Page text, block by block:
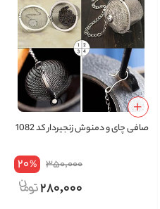
صافی چای و دمنوش زنجیردار کد 1082
350,000
20%
280,000